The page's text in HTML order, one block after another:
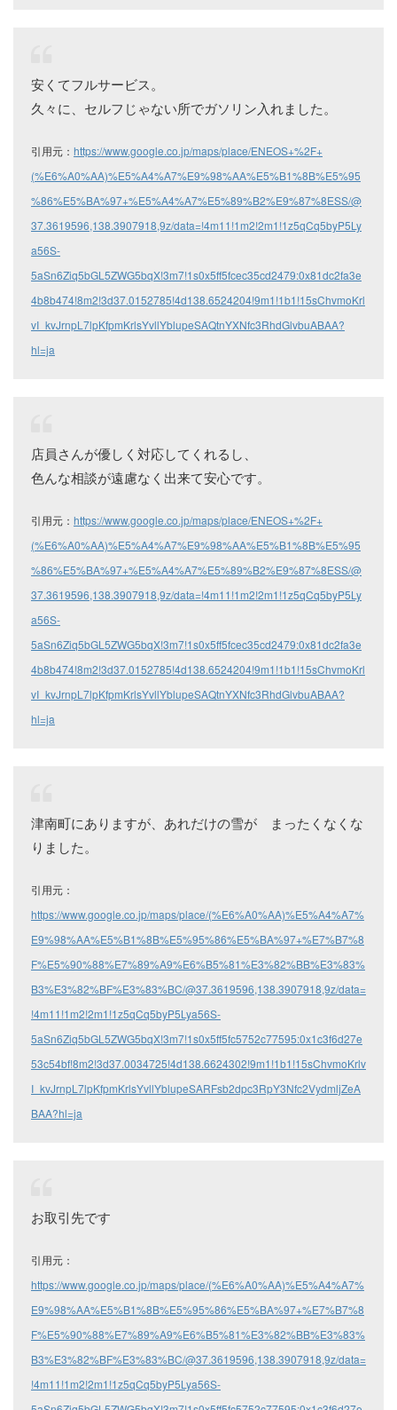
安くてフルサービス。
久々に、セルフじゃない所でガソリン入れました。
引用元： https://www.google.co.jp/maps/place/ENEOS+%2F+
(%E6%A0%AA)%E5%A4%A7%E9%98%AA%E5%B1%8B%E5%95
%86%E5%BA%97+%E5%A4%A7%E5%89%B2%E9%87%8ESS/@
37.3619596,138.3907918,9z/data=!4m11!1m2!2m1!1z5qCq5byP5Ly
a56S-
5aSn6Ziq5bGL5ZWG5bqX!3m7!1s0x5ff5fcec35cd2479:0x81dc2fa3e
4b8b474!8m2!3d37.0152785!4d138.6524204!9m1!1b1!15sChvmoKrl
vI_kvJrnpL7lpKfpmKrlsYvllYblupeSAQtnYXNfc3RhdGlvbuABAA?
hl=ja
店員さんが優しく対応してくれるし、
色んな相談が遠慮なく出来て安心です。
引用元： https://www.google.co.jp/maps/place/ENEOS+%2F+
(%E6%A0%AA)%E5%A4%A7%E9%98%AA%E5%B1%8B%E5%95
%86%E5%BA%97+%E5%A4%A7%E5%89%B2%E9%87%8ESS/@
37.3619596,138.3907918,9z/data=!4m11!1m2!2m1!1z5qCq5byP5Ly
a56S-
5aSn6Ziq5bGL5ZWG5bqX!3m7!1s0x5ff5fcec35cd2479:0x81dc2fa3e
4b8b474!8m2!3d37.0152785!4d138.6524204!9m1!1b1!15sChvmoKrl
vI_kvJrnpL7lpKfpmKrlsYvllYblupeSAQtnYXNfc3RhdGlvbuABAA?
hl=ja
津南町にありますが、あれだけの雪が まったくなくな
りました。
引用元：
https://www.google.co.jp/maps/place/(%E6%A0%AA)%E5%A4%A7%
E9%98%AA%E5%B1%8B%E5%95%86%E5%BA%97+%E7%B7%8
F%E5%90%88%E7%89%A9%E6%B5%81%E3%82%BB%E3%83%
B3%E3%82%BF%E3%83%BC/@37.3619596,138.3907918,9z/data=
!4m11!1m2!2m1!1z5qCq5byP5Lya56S-
5aSn6Ziq5bGL5ZWG5bqX!3m7!1s0x5ff5fc5752c77595:0x1c3f6d27e
53c54bf!8m2!3d37.0034725!4d138.6624302!9m1!1b1!15sChvmoKrlv
I_kvJrnpL7lpKfpmKrlsYvllYblupeSARFsb2dpc3RpY3Nfc2VydmljZeA
BAA?hl=ja
お取引先です
引用元：
https://www.google.co.jp/maps/place/(%E6%A0%AA)%E5%A4%A7%
E9%98%AA%E5%B1%8B%E5%95%86%E5%BA%97+%E7%B7%8
F%E5%90%88%E7%89%A9%E6%B5%81%E3%82%BB%E3%83%
B3%E3%82%BF%E3%83%BC/@37.3619596,138.3907918,9z/data=
!4m11!1m2!2m1!1z5qCq5byP5Lya56S-